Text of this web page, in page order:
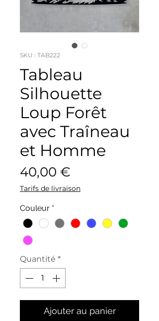
SKU : TAB222
Tableau
Silhouette
Loup Forêt
avec Traîneau
et Homme
40,00 €
Tarifs de livraison
Couleur *
Quantité *
Ajouter au panier